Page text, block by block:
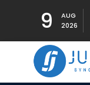
9
AUG
2026